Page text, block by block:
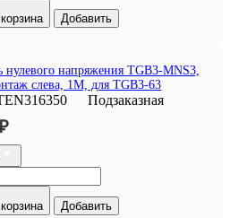
Добавить
нулевого напряжения TGB3-MNS3,
слева, 1M, для TGB3-63
Подзаказная
Добавить